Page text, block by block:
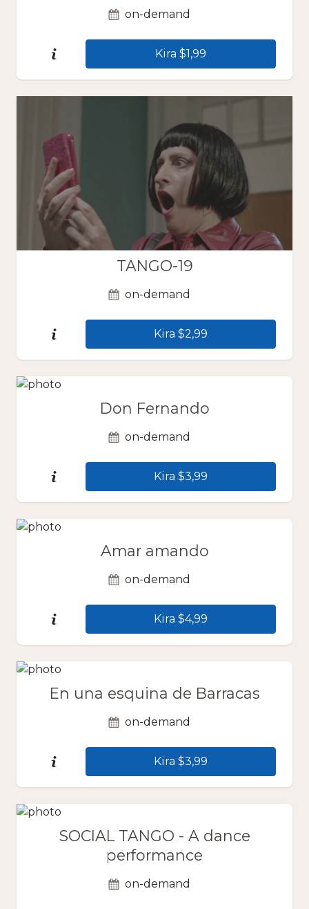
on-demand
Kira $1,99
TANGO-19
on-demand
Kira $2,99
Don Fernando
on-demand
Kira $3,99
Amar amando
on-demand
Kira $4,99
En una esquina de Barracas
on-demand
Kira $3,99
SOCIAL TANGO - A dance
performance
on-demand